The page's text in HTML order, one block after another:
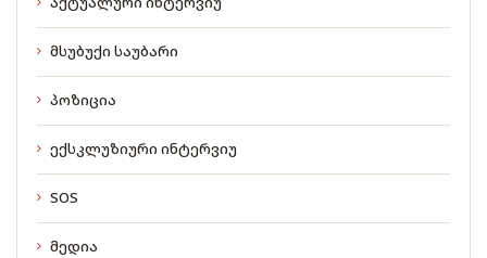
მსუბუქი საუბარი
პოზიცია
ექსკლუზიური ინტერვიუ
SOS
მედია